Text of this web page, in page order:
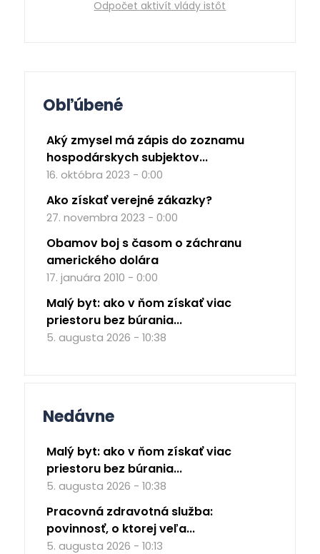
Odpočet aktivít vlády istôt
Obľúbené
Aký zmysel má zápis do zoznamu
hospodárskych subjektov...
16. októbra 2023 - 0:00
Ako získať verejné zákazky?
27. novembra 2023 - 0:00
Obamov boj s časom o záchranu
amerického dolára
17. januára 2010 - 0:00
Malý byt: ako v ňom získať viac
priestoru bez búrania...
5. augusta 2026 - 10:38
Nedávne
Malý byt: ako v ňom získať viac
priestoru bez búrania...
5. augusta 2026 - 10:38
Pracovná zdravotná služba:
povinnosť, o ktorej veľa...
5. augusta 2026 - 10:13